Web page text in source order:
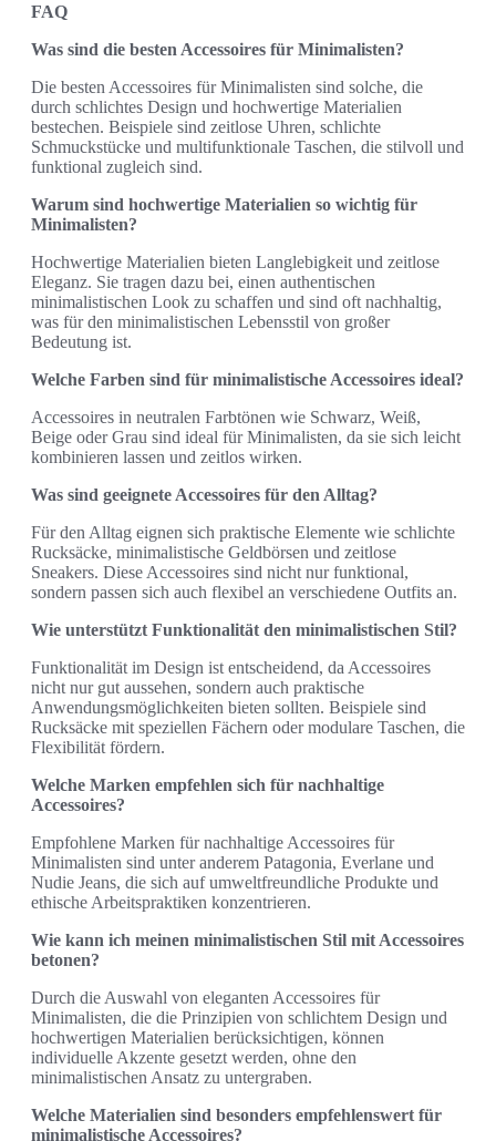
FAQ
Was sind die besten Accessoires für Minimalisten?
Die besten Accessoires für Minimalisten sind solche, die
durch schlichtes Design und hochwertige Materialien
bestechen. Beispiele sind zeitlose Uhren, schlichte
Schmuckstücke und multifunktionale Taschen, die stilvoll und
funktional zugleich sind.
Warum sind hochwertige Materialien so wichtig für
Minimalisten?
Hochwertige Materialien bieten Langlebigkeit und zeitlose
Eleganz. Sie tragen dazu bei, einen authentischen
minimalistischen Look zu schaffen und sind oft nachhaltig,
was für den minimalistischen Lebensstil von großer
Bedeutung ist.
Welche Farben sind für minimalistische Accessoires ideal?
Accessoires in neutralen Farbtönen wie Schwarz, Weiß,
Beige oder Grau sind ideal für Minimalisten, da sie sich leicht
kombinieren lassen und zeitlos wirken.
Was sind geeignete Accessoires für den Alltag?
Für den Alltag eignen sich praktische Elemente wie schlichte
Rucksäcke, minimalistische Geldbörsen und zeitlose
Sneakers. Diese Accessoires sind nicht nur funktional,
sondern passen sich auch flexibel an verschiedene Outfits an.
Wie unterstützt Funktionalität den minimalistischen Stil?
Funktionalität im Design ist entscheidend, da Accessoires
nicht nur gut aussehen, sondern auch praktische
Anwendungsmöglichkeiten bieten sollten. Beispiele sind
Rucksäcke mit speziellen Fächern oder modulare Taschen, die
Flexibilität fördern.
Welche Marken empfehlen sich für nachhaltige
Accessoires?
Empfohlene Marken für nachhaltige Accessoires für
Minimalisten sind unter anderem Patagonia, Everlane und
Nudie Jeans, die sich auf umweltfreundliche Produkte und
ethische Arbeitspraktiken konzentrieren.
Wie kann ich meinen minimalistischen Stil mit Accessoires
betonen?
Durch die Auswahl von eleganten Accessoires für
Minimalisten, die die Prinzipien von schlichtem Design und
hochwertigen Materialien berücksichtigen, können
individuelle Akzente gesetzt werden, ohne den
minimalistischen Ansatz zu untergraben.
Welche Materialien sind besonders empfehlenswert für
minimalistische Accessoires?